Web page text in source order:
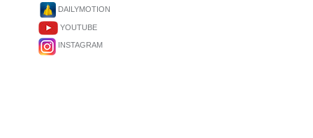
DAILYMOTION
YOUTUBE
INSTAGRAM